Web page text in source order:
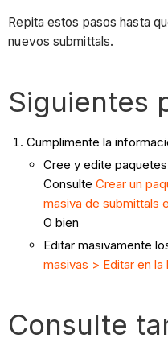
Repita estos pasos hasta
nuevos submittals.
Siguientes
Cumplimente la
Cree y edite
Consulte Crear un
masiva de submittals
O bien
Editar masivamente
masivas > Editar en
Consulte